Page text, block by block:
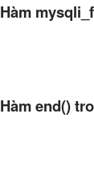
Hàm
Hàm end()